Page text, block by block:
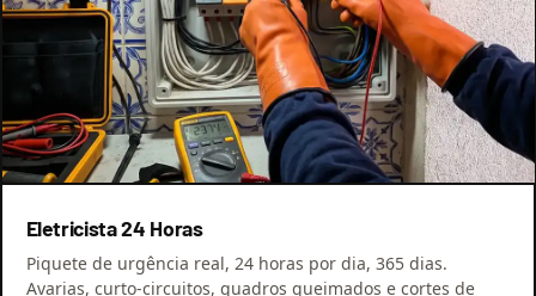
Eletricista 24 Horas
Piquete de urgência real, 24 horas por dia, 365 dias.
Avarias, curto-circuitos, quadros queimados e cortes de